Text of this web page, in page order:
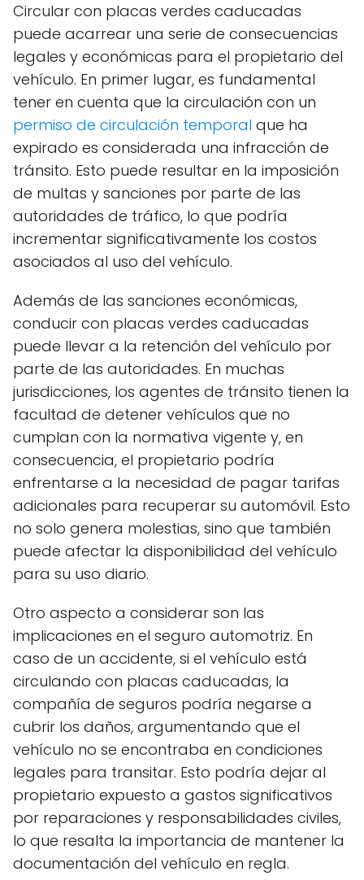
Circular con placas verdes caducadas
puede acarrear una serie de consecuencias
legales y económicas para el propietario del
vehículo. En primer lugar, es fundamental
tener en cuenta que la circulación con un
permiso de circulación temporal que ha
expirado es considerada una infracción de
tránsito. Esto puede resultar en la imposición
de multas y sanciones por parte de las
autoridades de tráfico, lo que podría
incrementar significativamente los costos
asociados al uso del vehículo.
Además de las sanciones económicas,
conducir con placas verdes caducadas
puede llevar a la retención del vehículo por
parte de las autoridades. En muchas
jurisdicciones, los agentes de tránsito tienen la
facultad de detener vehículos que no
cumplan con la normativa vigente y, en
consecuencia, el propietario podría
enfrentarse a la necesidad de pagar tarifas
adicionales para recuperar su automóvil. Esto
no solo genera molestias, sino que también
puede afectar la disponibilidad del vehículo
para su uso diario.
Otro aspecto a considerar son las
implicaciones en el seguro automotriz. En
caso de un accidente, si el vehículo está
circulando con placas caducadas, la
compañía de seguros podría negarse a
cubrir los daños, argumentando que el
vehículo no se encontraba en condiciones
legales para transitar. Esto podría dejar al
propietario expuesto a gastos significativos
por reparaciones y responsabilidades civiles,
lo que resalta la importancia de mantener la
documentación del vehículo en regla.